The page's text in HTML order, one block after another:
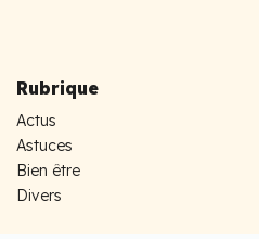
Rubrique
Actus
Astuces
Bien être
Divers